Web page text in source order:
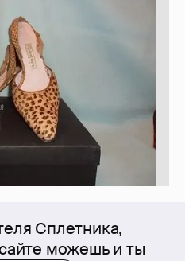
Сплетника,
можешь и ты